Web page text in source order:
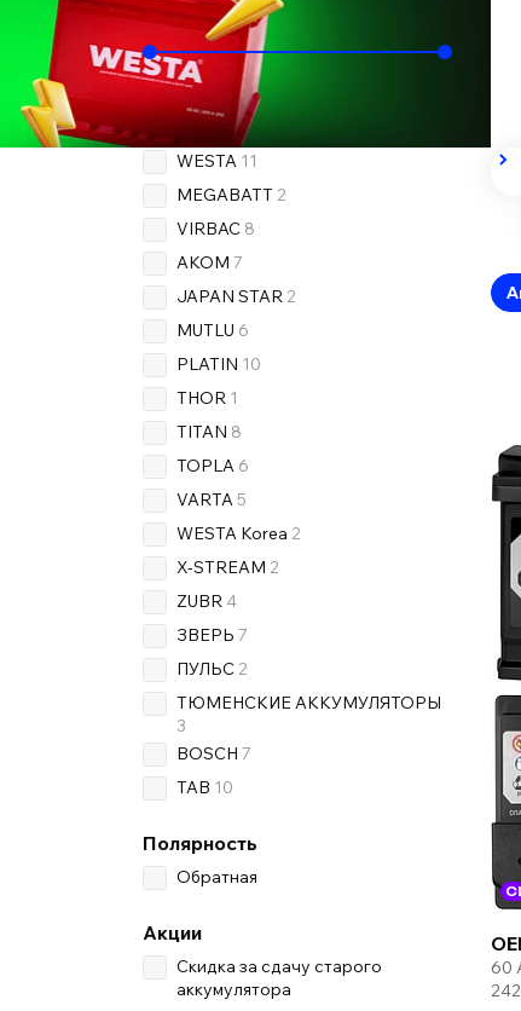
480
Бренд
OEM11
WESTA 11
MEGABATT 2
VIRBAC 8
AKOM 7
JAPAN STAR 2
MUTLU 6
PLATIN 10
THOR 1
TITAN 8
TOPLA 6
VARTA 5
WESTA Korea 2
X-STREAM 2
ZUBR 4
ЗВЕРЬ 7
ПУЛЬС 2
ТЮМЕНСКИЕ АККУМУЛЯТОРЫ
3
BOSCH 7
TAB 10
Полярность
Обратная
Акции
Скидка за сдачу старого
аккумулятора
60